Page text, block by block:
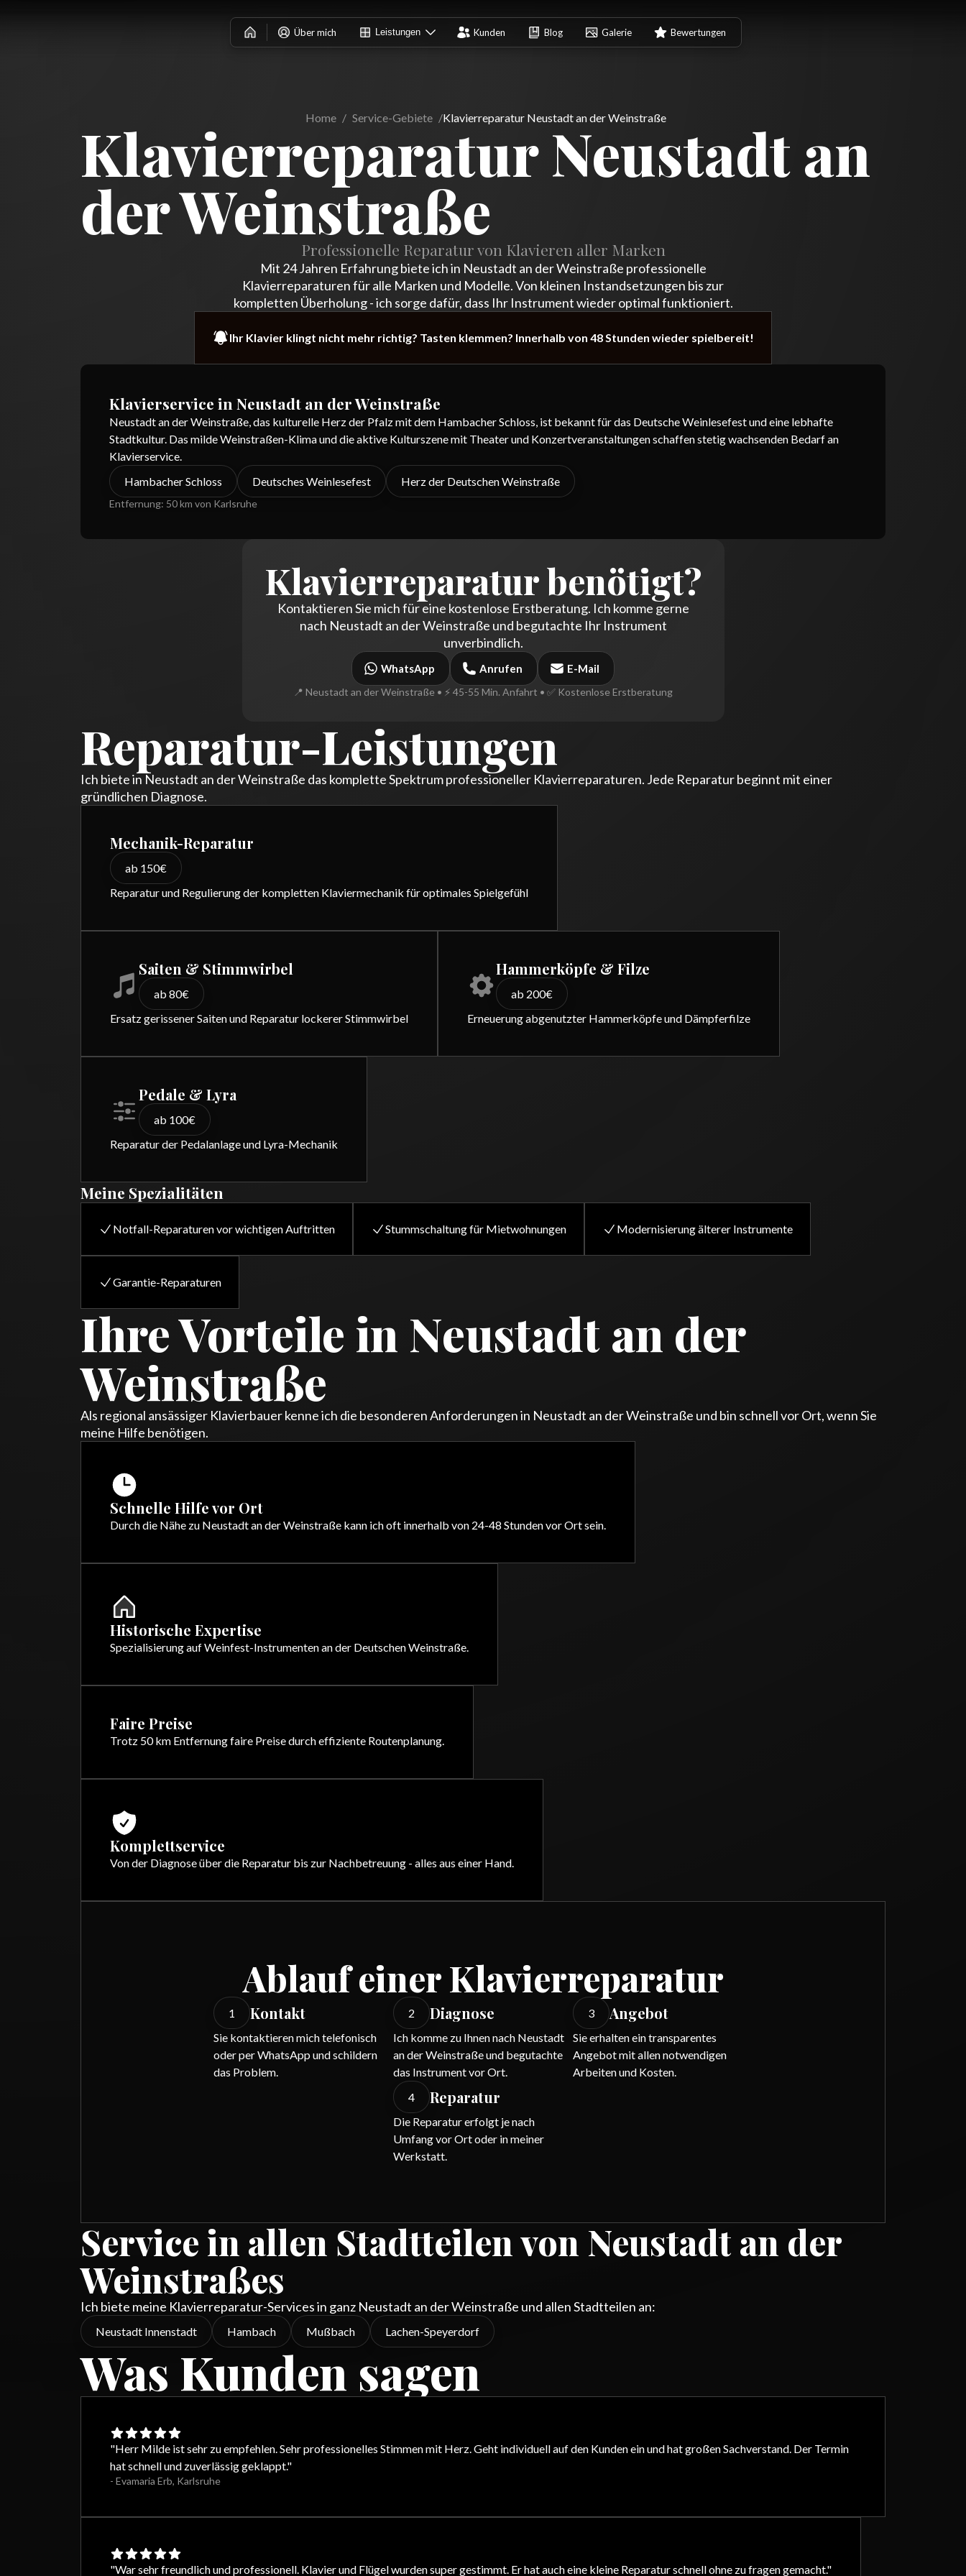
Über mich Leistungen Kunden Blog Galerie Bewertungen
Home / Service-Gebiete /Klavierreparatur Neustadt an der Weinstraße
Klavierreparatur Neustadt an
der Weinstraße
Professionelle Reparatur von Klavieren aller Marken
Mit 24 Jahren Erfahrung biete ich in Neustadt an der Weinstraße professionelle
Klavierreparaturen für alle Marken und Modelle. Von kleinen Instandsetzungen bis zur
kompletten Überholung - ich sorge dafür, dass Ihr Instrument wieder optimal funktioniert.
Ihr Klavier klingt nicht mehr richtig? Tasten klemmen? Innerhalb von 48 Stunden wieder spielbereit!
Klavierservice in Neustadt an der Weinstraße
Neustadt an der Weinstraße, das kulturelle Herz der Pfalz mit dem Hambacher Schloss, ist bekannt für das Deutsche Weinlesefest und eine lebhafte
Stadtkultur. Das milde Weinstraßen-Klima und die aktive Kulturszene mit Theater und Konzertveranstaltungen schaffen stetig wachsenden Bedarf an
Klavierservice.
Hambacher Schloss
Deutsches Weinlesefest Herz der Deutschen Weinstraße
Entfernung: 50 km von Karlsruhe
Klavierreparatur benötigt?
Kontaktieren Sie mich für eine kostenlose Erstberatung. Ich komme gerne
nach Neustadt an der Weinstraße und begutachte Ihr Instrument
unverbindlich.
WhatsApp Anrufen E-Mail
📍 Neustadt an der Weinstraße • ⚡ 45-55 Min. Anfahrt • ✅ Kostenlose Erstberatung
Reparatur-Leistungen
Ich biete in Neustadt an der Weinstraße das komplette Spektrum professioneller Klavierreparaturen. Jede Reparatur beginnt mit einer
gründlichen Diagnose.
Mechanik-Reparatur
ab 150€
Reparatur und Regulierung der kompletten Klaviermechanik für optimales Spielgefühl
Saiten & Stimmwirbel
ab 80€
Ersatz gerissener Saiten und Reparatur lockerer Stimmwirbel
Hammerköpfe & Filze
ab 200€
Erneuerung abgenutzter Hammerköpfe und Dämpferfilze
Pedale & Lyra
ab 100€
Reparatur der Pedalanlage und Lyra-Mechanik
Meine Spezialitäten
Notfall-Reparaturen vor wichtigen Auftritten Stummschaltung für Mietwohnungen Modernisierung älterer Instrumente
Garantie-Reparaturen
Ihre Vorteile in Neustadt an der
Weinstraße
Als regional ansässiger Klavierbauer kenne ich die besonderen Anforderungen in Neustadt an der Weinstraße und bin schnell vor Ort, wenn Sie
meine Hilfe benötigen.
Schnelle Hilfe vor Ort
Durch die Nähe zu Neustadt an der Weinstraße kann ich oft innerhalb von 24-48 Stunden vor Ort sein.
Historische Expertise
Spezialisierung auf Weinfest-Instrumenten an der Deutschen Weinstraße.
Faire Preise
Trotz 50 km Entfernung faire Preise durch effiziente Routenplanung.
Komplettservice
Von der Diagnose über die Reparatur bis zur Nachbetreuung - alles aus einer Hand.
Ablauf einer Klavierreparatur
1 Kontakt
Sie kontaktieren mich telefonisch
oder per WhatsApp und schildern
das Problem.
2 Diagnose
Ich komme zu Ihnen nach Neustadt
an der Weinstraße und begutachte
das Instrument vor Ort.
3 Angebot
Sie erhalten ein transparentes
Angebot mit allen notwendigen
Arbeiten und Kosten.
4
Reparatur
Die Reparatur erfolgt je nach
Umfang vor Ort oder in meiner
Werkstatt.
Service in allen Stadtteilen von Neustadt an der
Weinstraßes
Ich biete meine Klavierreparatur-Services in ganz Neustadt an der Weinstraße und allen Stadtteilen an:
Neustadt Innenstadt Hambach Mußbach Lachen-Speyerdorf
Was Kunden sagen
"Herr Milde ist sehr zu empfehlen. Sehr professionelles Stimmen mit Herz. Geht individuell auf den Kunden ein und hat großen Sachverstand. Der Termin
hat schnell und zuverlässig geklappt."
- Evamaria Erb, Karlsruhe
"War sehr freundlich und professionell. Klavier und Flügel wurden super gestimmt. Er hat auch eine kleine Reparatur schnell ohne zu fragen gemacht."